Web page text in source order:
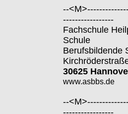
--
-----------------
Fachschule
Schule
Berufsbildende
30625
www.asbbs.de
--
-----------------